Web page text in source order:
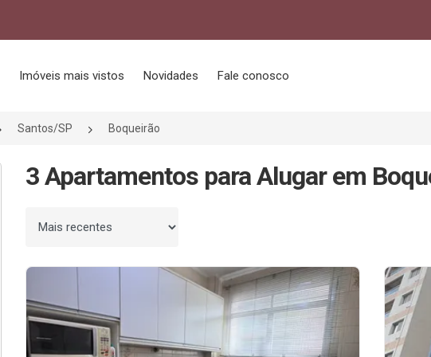
Imóveis mais vistos Novidades Fale conosco
Santos/SP Boqueirão
3 Apartamentos para Alugar em
Ordenar por